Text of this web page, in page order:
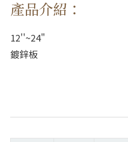
產品介紹：
12''~24"
鍍鋅板